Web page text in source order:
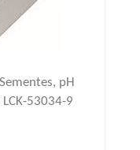
pH
53034-9